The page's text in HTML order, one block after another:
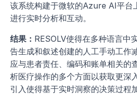
该系统构建于微软的Azure AI平台
进行实时分析和互动。
结果： RESOLV使得在多种语言中
告生成和叙述创建的人工手动工作
应与患者责任、编码和账单相关的
析医疗操作的多个方面以获取更深
引入使得基于实时洞察的决策过程